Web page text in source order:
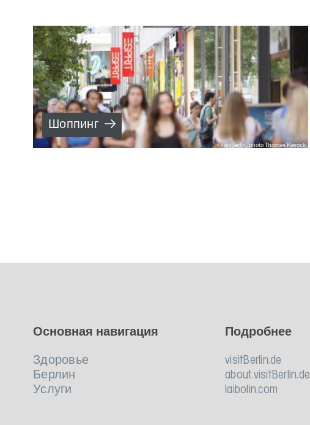
visitBerlin, photo Thomas Kierock
Шоппинг
Основная навигация
Здоровье
Берлин
Услуги
Подробнее
visitBerlin.de
about.visitBerlin.de
laibolin.com